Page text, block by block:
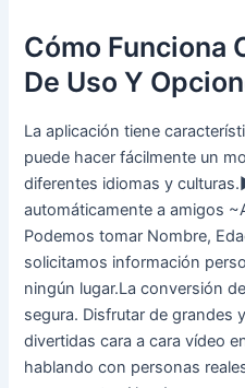
Cómo Funciona
De Uso Y
La aplicación tiene
puede hacer fácilmente un
diferentes idiomas y
automáticamente a amigos
Podemos tomar Nombre,
solicitamos información
ningún lugar.La conversión
segura. Disfrutar de grandes
divertidas cara a cara vídeo
hablando con personas